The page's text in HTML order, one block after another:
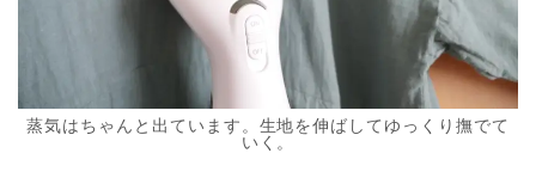
蒸気はちゃんと出ています。生地を伸ばしてゆっくり撫でて
いく。